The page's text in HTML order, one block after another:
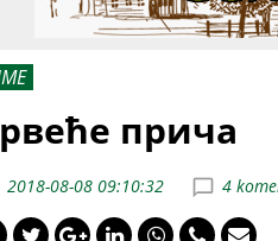
прича
2018-08-08 09:10:32 4